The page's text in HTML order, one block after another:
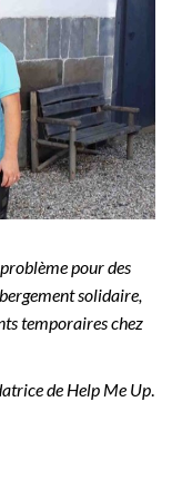
pour des
solidaire,
temporaires chez
de Help Me Up